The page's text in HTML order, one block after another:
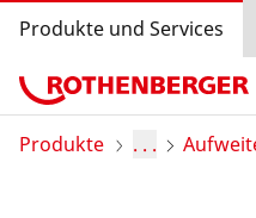
Produkte und Services
Produkte
Produkte . . .